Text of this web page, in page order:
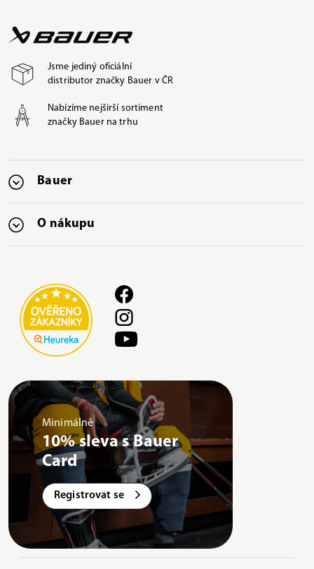
Jsme jediný oficiální
distributor značky Bauer v ČR
Nabízíme nejširší sortiment
značky Bauer na trhu
Bauer
O nákupu
Minimálně
10% sleva s Bauer
Card
Registrovat se